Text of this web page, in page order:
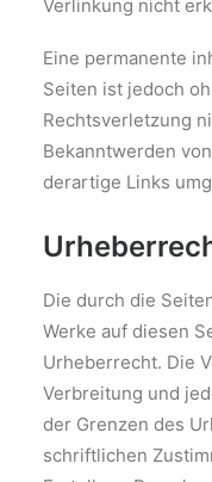
Verlinkung nicht
Eine permanente
Seiten ist jedoch
Rechtsverletzung
Bekanntwerden
derartige Links
Die durch die
Werke auf diesen
Urheberrecht. Die
Verbreitung und
der Grenzen des
schriftlichen